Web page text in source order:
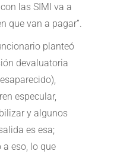
las SIMI va a
que van a pagar”.
planteó
devaluatoria
especular,
y algunos
es esa;
eso, lo que